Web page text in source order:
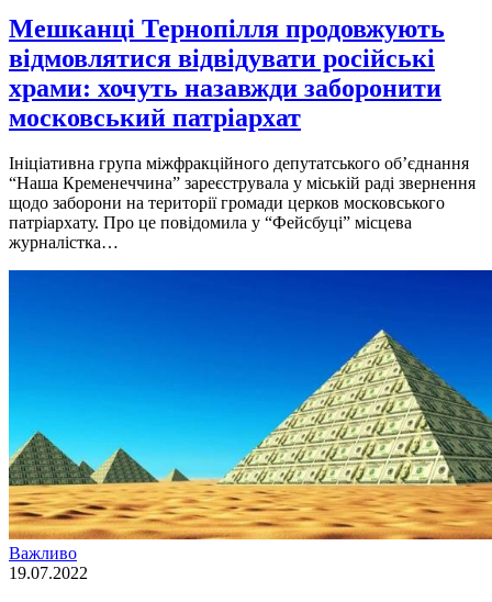
Мешканці Тернопілля продовжують
відмовлятися відвідувати російські
храми: хочуть назавжди заборонити
московський патріархат
Iнiцiативна група мiжфракцiйного депутатського об’єднання
“Наша Кременеччина” зареєструвала у мiськiй радi звернення
щодо заборони на територiї громади церков московського
патрiархату. Про це повiдомила у “Фейсбуцi” мiсцева
журналiстка…
Важливо
19.07.2022